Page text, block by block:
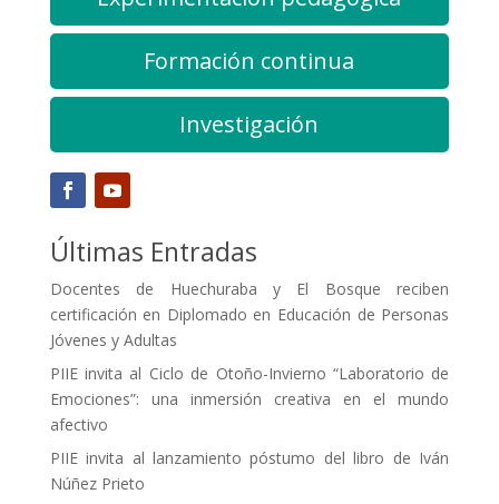
Formación continua
Investigación
Últimas Entradas
Docentes de Huechuraba y El Bosque reciben
certificación en Diplomado en Educación de Personas
Jóvenes y Adultas
PIIE invita al Ciclo de Otoño-Invierno “Laboratorio de
Emociones”: una inmersión creativa en el mundo
afectivo
PIIE invita al lanzamiento póstumo del libro de Iván
Núñez Prieto